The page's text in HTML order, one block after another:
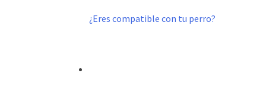
¿Eres compatible con tu perro?